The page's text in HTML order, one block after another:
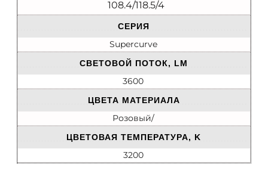
108.4/118.5/4
СЕРИЯ
Supercurve
СВЕТОВОЙ ПОТОК, LM
3600
ЦВЕТА МАТЕРИАЛА
Розовый/
ЦВЕТОВАЯ ТЕМПЕРАТУРА, K
3200